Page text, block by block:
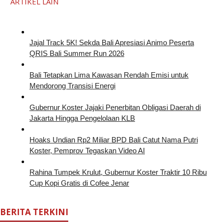
Jajal Track 5K! Sekda Bali Apresiasi Animo Peserta
QRIS Bali Summer Run 2026
Bali Tetapkan Lima Kawasan Rendah Emisi untuk
Mendorong Transisi Energi
Gubernur Koster Jajaki Penerbitan Obligasi Daerah di
Jakarta Hingga Pengelolaan KLB
Hoaks Undian Rp2 Miliar BPD Bali Catut Nama Putri
Koster, Pemprov Tegaskan Video AI
Rahina Tumpek Krulut, Gubernur Koster Traktir 10 Ribu
Cup Kopi Gratis di Cofee Jenar
BERITA TERKINI